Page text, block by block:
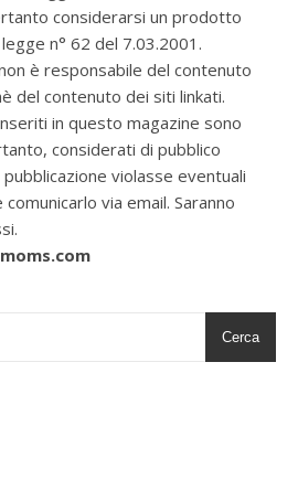
considerarsi un prodotto
n° 62 del 7.03.2001.
è responsabile del contenuto
del contenuto dei siti linkati.
in questo magazine sono
considerati di pubblico
violasse eventuali
via email. Saranno
Cerca